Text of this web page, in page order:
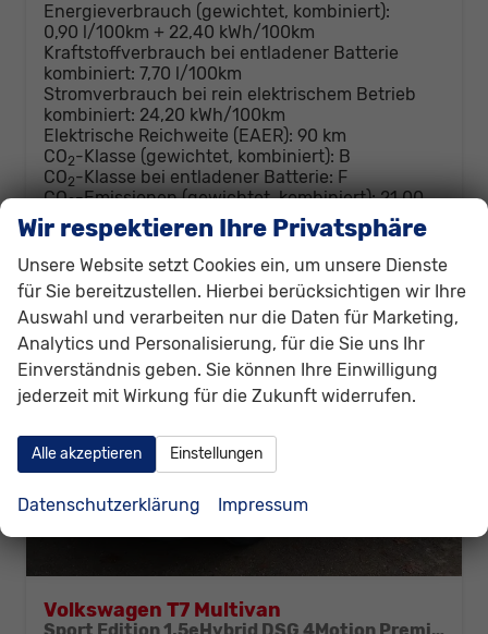
Energieverbrauch (gewichtet, kombiniert):
0,90 l/100km + 22,40 kWh/100km
Kraftstoffverbrauch bei entladener Batterie
kombiniert: 7,70 l/100km
Stromverbrauch bei rein elektrischem Betrieb
kombiniert: 24,20 kWh/100km
Elektrische Reichweite (EAER): 90 km
CO2-Klasse (gewichtet, kombiniert): B
CO2-Klasse bei entladener Batterie: F
CO2-Emissionen (gewichtet, kombiniert):21,00
g/km
Volkswagen T7 Multivan
Wir respektieren Ihre Privatsphäre
Unsere Website setzt Cookies ein, um unsere Dienste
für Sie bereitzustellen. Hierbei berücksichtigen wir Ihre
Auswahl und verarbeiten nur die Daten für Marketing,
Analytics und Personalisierung, für die Sie uns Ihr
Einverständnis geben. Sie können Ihre Einwilligung
jederzeit mit Wirkung für die Zukunft widerrufen.
Alle akzeptieren Einstellungen
Datenschutzerklärung Impressum